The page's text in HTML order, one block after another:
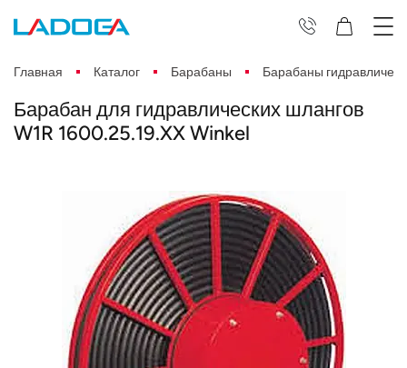
Главная Каталог Барабаны Барабаны
Барабан для гидравлических шлангов
W1R 1600.25.19.XX Winkel